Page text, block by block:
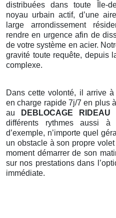
distribuées dans toute Île-
noyau urbain actif, d’une
large arrondissement
rendre en urgence afin de
de votre système en acier.
gravité toute requête, depuis
complexe.
Dans cette volonté, il arrive
en charge rapide 7j/7 en plus
au
DEBLOCAGE RIDEAU
différents rythmes aussi
d’exemple, n’importe quel
un obstacle à son propre
moment démarrer de son
sur nos prestations dans
immédiate.